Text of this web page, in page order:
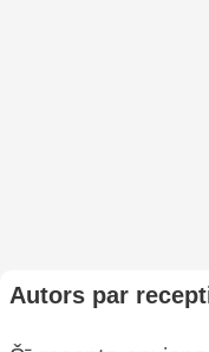
Autors par